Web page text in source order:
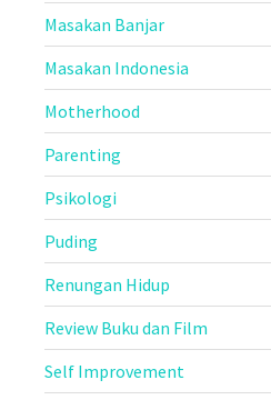
Masakan Banjar
Masakan Indonesia
Motherhood
Parenting
Psikologi
Puding
Renungan Hidup
Review Buku dan Film
Self Improvement